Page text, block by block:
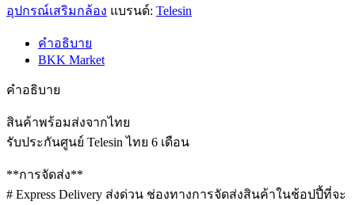
อุปกรณ์เสริมกล้อง แบรนด์: Telesin
คำอธิบาย
BKK Market
คำอธิบาย
สินค้าพร้อมส่งจากไทย
รับประกันศูนย์ Telesin ไทย 6 เดือน
**การจัดส่ง**
# Express Delivery ส่งด่วน ช่องทางการจัดส่งสินค้าในช้อปปี้ที่จะ